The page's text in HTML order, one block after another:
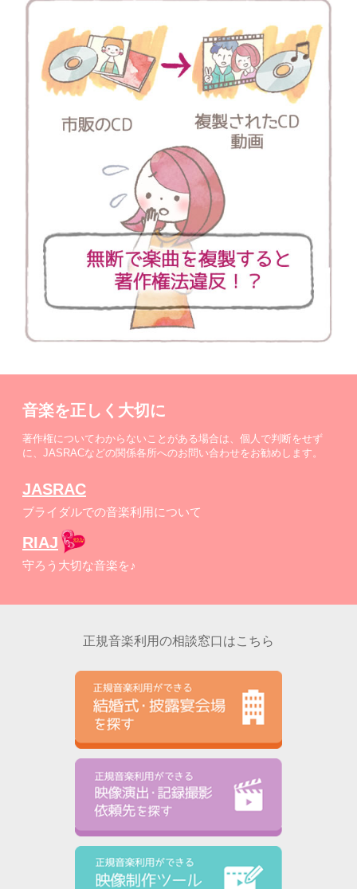
音楽を正しく大切に
著作権についてわからないことがある場合は、個人で判断をせず
に、JASRACなどの関係各所へのお問い合わせをお勧めします。
JASRAC
ブライダルでの音楽利用について
RIAJ
守ろう大切な音楽を♪
正規音楽利用の相談窓口はこちら